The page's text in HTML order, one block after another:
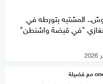
المشتبه بتورطه في
"في قبضة واشنطن"